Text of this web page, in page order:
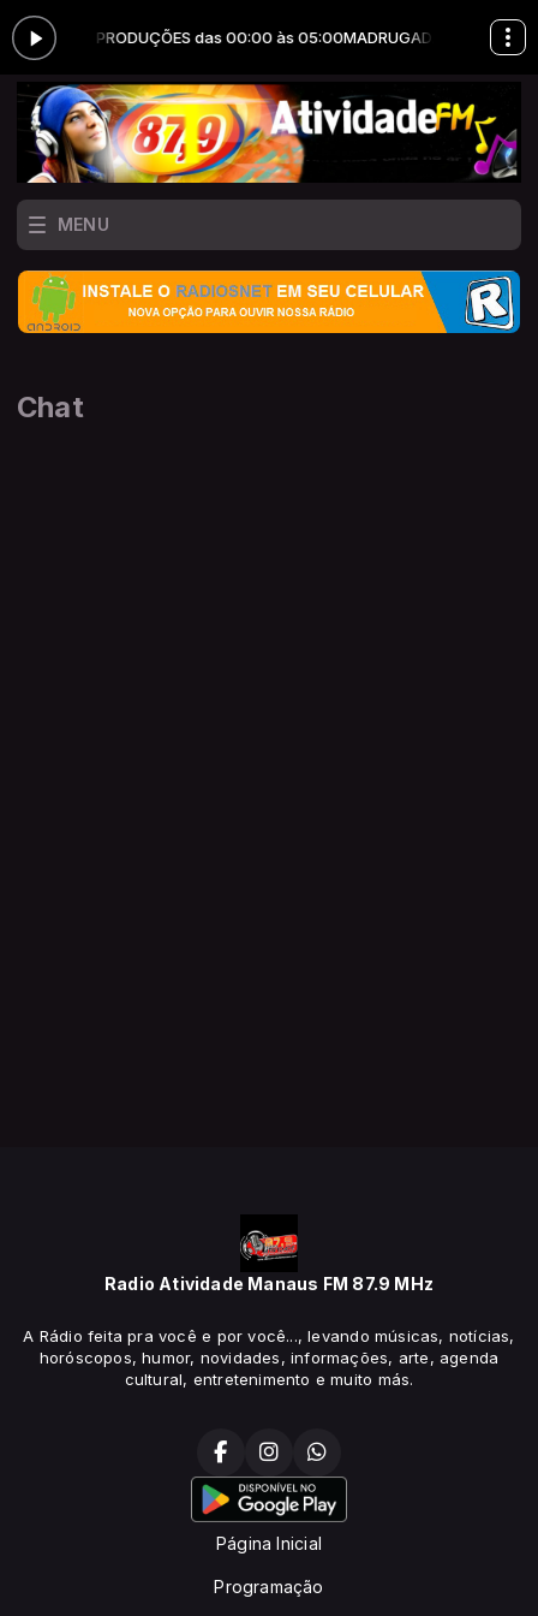
ERRY PRODUÇÕES das 00:00 às 05:00MADRUGADA DE SÁBADO
MENU
Chat
Radio Atividade Manaus FM 87.9 MHz
A Rádio feita pra você e por você..., levando músicas, notícias,
horóscopos, humor, novidades, informações, arte, agenda
cultural, entretenimento e muito más.
Página Inicial
Programação